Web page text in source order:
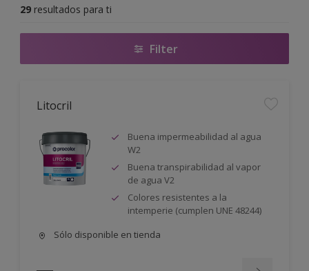
29 resultados para ti
Filter
Litocril
Buena impermeabilidad al agua
W2
Buena transpirabilidad al vapor
de agua V2
Colores resistentes a la
intemperie (cumplen UNE 48244)
Sólo disponible en tienda